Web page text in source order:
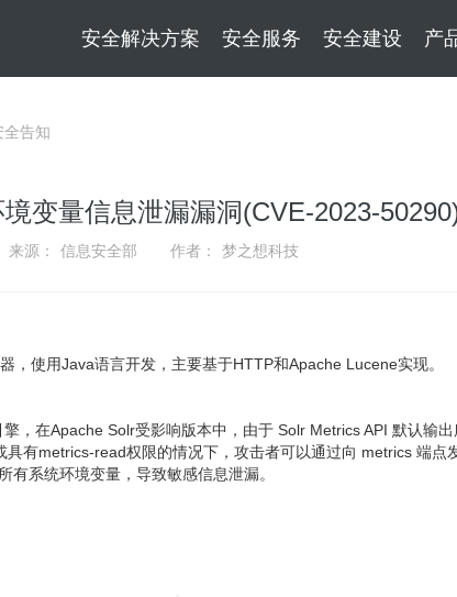
安全解决方案 安全服务 安全建设 产
告知
变量信息泄漏漏洞(CVE-2023-
来源： 信息安全部 作者： 梦之想科技
，使用Java语言开发，主要基于HTTP和Apache Lucene实现。
，在Apache Solr受影响版本中，由于 Solr Metrics API 默认输
具有metrics-read权限的情况下，攻击者可以通过向 metrics 端点
有系统环境变量，导致敏感信息泄漏。